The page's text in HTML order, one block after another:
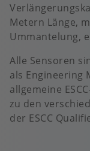
Metern Länge,
Ummantelung,
Alle Sensoren
als Engineering
allgemeine
zu den
der ESCC